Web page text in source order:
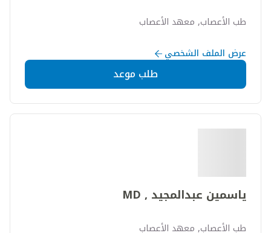
طب الأعصاب, معهد الأعصاب
عرض الملف الشخصي
طلب موعد
ياسمين عبدالمجيد , MD
طب الأعصاب, معهد الأعصاب